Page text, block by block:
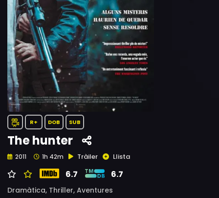
R+ DOB SUB
The hunter
2011 1h 42m Tràiler Llista
6.7 6.7
Dramàtica, Thriller, Aventures